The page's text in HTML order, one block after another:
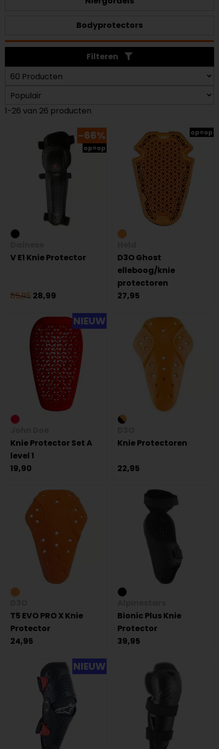
Bodyprotectors
Filteren
1-26 van 26 producten
-66%
op=op
V E1 Knie Protector
85,95 28,99
op=op
D3O Ghost
elleboog/knie
protectoren
27,95
NIEUW
Knie Protector Set A
level 1
19,90
Knie Protectoren
22,95
T5 EVO PRO X Knie
Protector
24,95
Bionic Plus Knie
Protector
39,95
NIEUW